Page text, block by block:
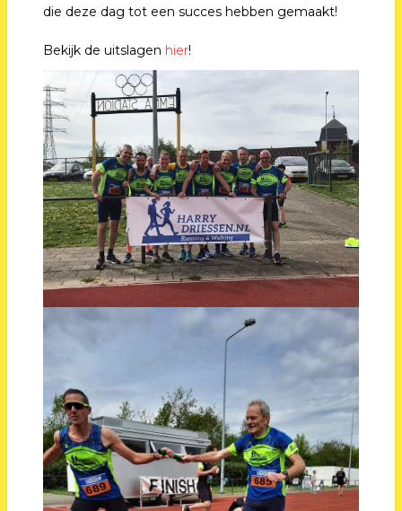
die deze dag tot een succes hebben gemaakt!
Bekijk de uitslagen hier!